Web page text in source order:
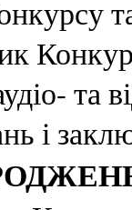
та
і